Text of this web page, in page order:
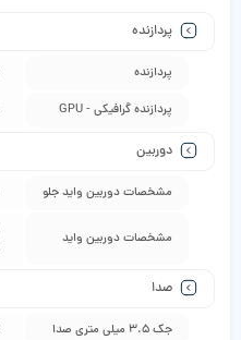
پردازنده
پردازنده
پردازنده گرافیکی - GPU
دوربین
مشخصات دوربین واید جلو
مشخصات دوربین واید
صدا
جک 3.5 میلی متری صدا